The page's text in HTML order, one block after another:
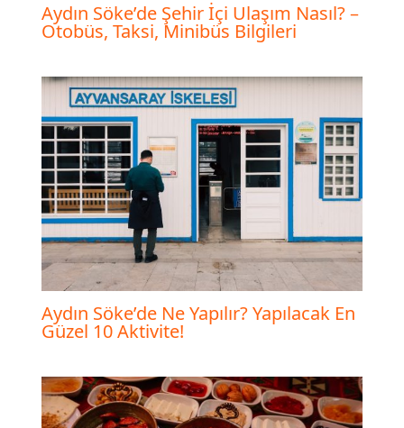
Aydın Söke’de Şehir İçi Ulaşım Nasıl? –
Otobüs, Taksi, Minibüs Bilgileri
Aydın Söke’de Ne Yapılır? Yapılacak En
Güzel 10 Aktivite!